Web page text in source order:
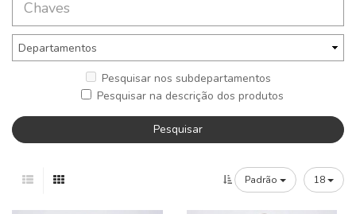
Pesquisar nos subdepartamentos
Pesquisar na descrição dos produtos
Padrão 18